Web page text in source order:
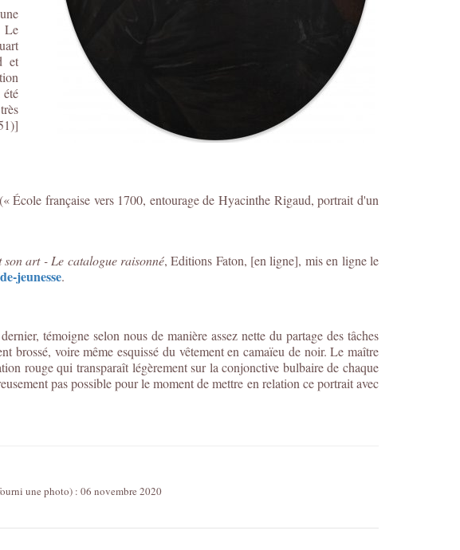
Le
et
École française vers 1700, entourage de Hyacinthe Rigaud, portrait d'un
art - Le catalogue raisonné, Editions Faton, [en ligne], mis en ligne le
jeunesse.
témoigne selon nous de manière assez nette du partage des tâches
voire même esquissé du vêtement en camaïeu de noir. Le maître
rouge qui transparaît légèrement sur la conjonctive bulbaire de chaque
pas possible pour le moment de mettre en relation ce portrait avec
une photo) : 06 novembre 2020